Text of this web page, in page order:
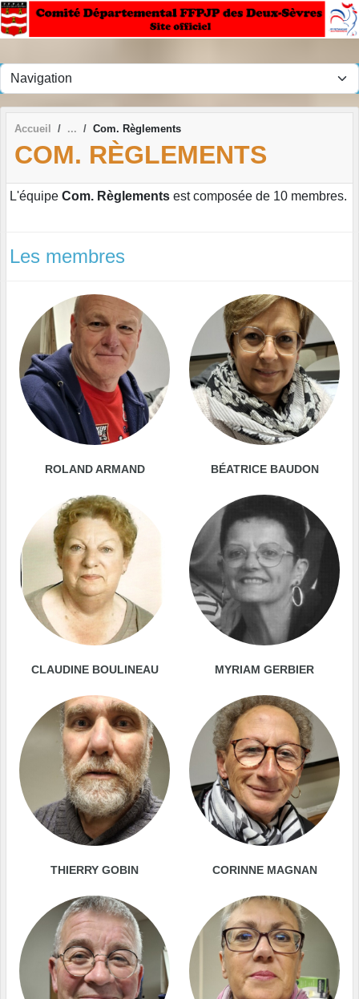
Accueil Com. Règlements
COM. RÈGLEMENTS
L'équipe Com. Règlements est composée de 10 membres.
Les membres
ROLAND ARMAND BÉATRICE BAUDON
CLAUDINE BOULINEAU MYRIAM GERBIER
THIERRY GOBIN CORINNE MAGNAN
Panneau de gestion des cookies